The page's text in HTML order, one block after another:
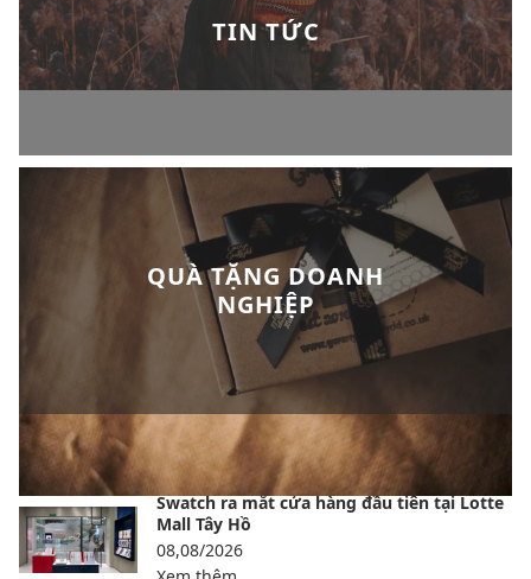
TIN TỨC
QUÀ TẶNG DOANH
NGHIỆP
BÀI VIẾT NỔI BẬT
Swatch ra mắt cửa hàng đầu tiên tại Lotte
Mall Tây Hồ
08,08/2026